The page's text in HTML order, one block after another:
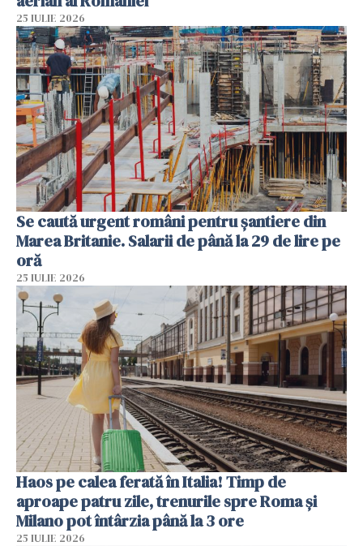
25 IULIE 2026
Se caută urgent români pentru șantiere din
Marea Britanie. Salarii de până la 29 de lire pe
oră
25 IULIE 2026
Haos pe calea ferată în Italia! Timp de
aproape patru zile, trenurile spre Roma și
Milano pot întârzia până la 3 ore
25 IULIE 2026